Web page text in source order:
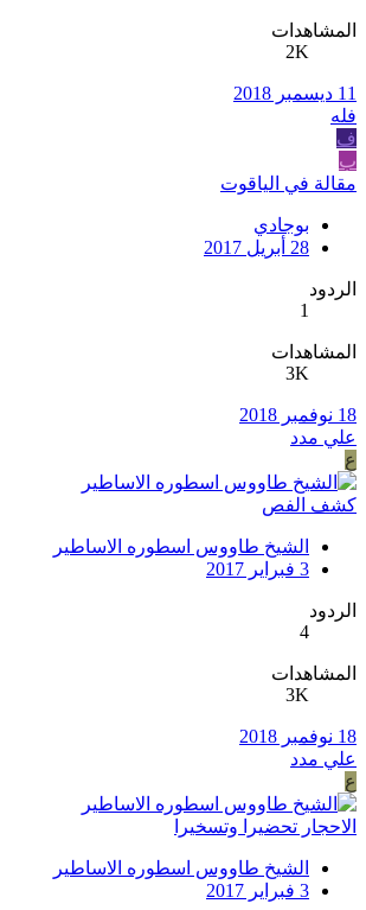
المشاهدات
2K
11 ديسمبر 2018
فله
ف
ب
مقالة في الياقوت
بوجادي
28 أبريل 2017
الردود
1
المشاهدات
3K
18 نوفمبر 2018
علي مدد
ع
كشف الفص
الشيخ طاووس اسطوره الاساطير
3 فبراير 2017
الردود
4
المشاهدات
3K
18 نوفمبر 2018
علي مدد
ع
الاحجار تحضيرا وتسخيرا
الشيخ طاووس اسطوره الاساطير
3 فبراير 2017